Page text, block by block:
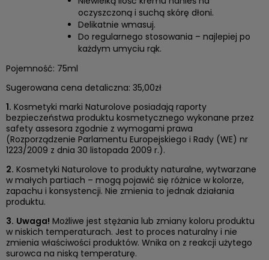
oczyszczoną i suchą skórę dłoni.
Delikatnie wmasuj.
Do regularnego stosowania – najlepiej po
każdym umyciu rąk.
Pojemność: 75ml
Sugerowana cena detaliczna: 35,00zł
1. Kosmetyki marki Naturolove posiadają raporty
bezpieczeństwa produktu kosmetycznego wykonane przez
safety assesora zgodnie z wymogami prawa
(Rozporządzenie Parlamentu Europejskiego i Rady (WE) nr
1223/2009 z dnia 30 listopada 2009 r.).
2. Kosmetyki Naturolove to produkty naturalne, wytwarzane
w małych partiach – mogą pojawić się różnice w kolorze,
zapachu i konsystencji. Nie zmienia to jednak działania
produktu.
3. Uwaga! Możliwe jest stężania lub zmiany koloru produktu
w niskich temperaturach. Jest to proces naturalny i nie
zmienia właściwości produktów. Wnika on z reakcji użytego
surowca na niską temperaturę.